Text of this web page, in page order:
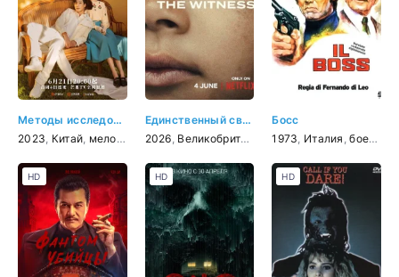
Методы исследования любви
2023 Китай мелодрама ,комедия,детектив
Единственный свидетель
2026 Великобритания ,США драма, криминал
Босс
1973 Италия ,боевик
HD HD HD